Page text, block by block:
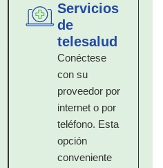
Servicios
de
telesalud
Conéctese
con su
proveedor por
internet o por
teléfono. Esta
opción
conveniente